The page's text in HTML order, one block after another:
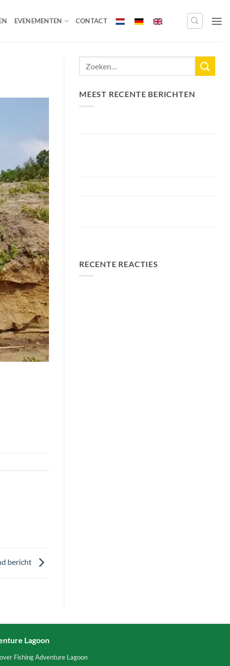
EVENEMENTEN CONTACT
bericht
MEEST RECENTE BERICHTEN
RECENTE REACTIES
Lagoon
Fishing Adventure Lagoon